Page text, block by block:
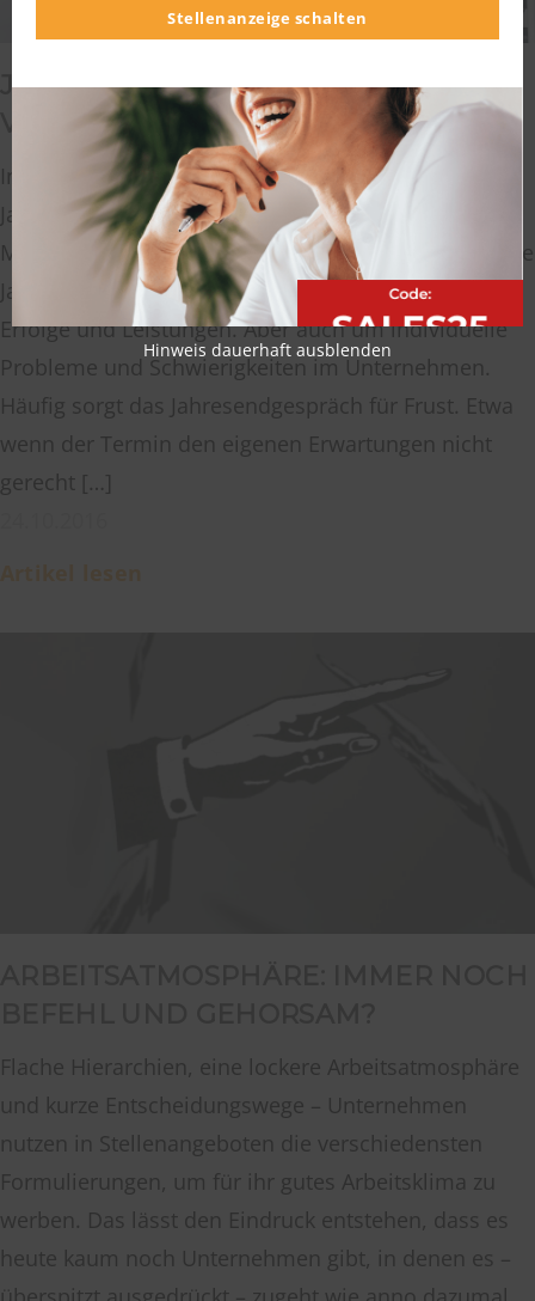
JAHRESENDGESPRÄCH:
VORBEREITUNG FÜR MITARBEITER
In vielen Unternehmen stehen die Termine für das
Jahresendgespräch bereits fest. Vorgesetzte und
Mitarbeiter kommen zusammen, um das vergangene
Jahr Revue passieren zu lassen. Dabei geht es um
Erfolge und Leistungen. Aber auch um individuelle
Probleme und Schwierigkeiten im Unternehmen.
Häufig sorgt das Jahresendgespräch für Frust. Etwa
wenn der Termin den eigenen Erwartungen nicht
gerecht […]
Flache Hierarchien, eine lockere Arbeitsatmosphäre
und kurze Entscheidungswege – Unternehmen
nutzen in Stellenangeboten die verschiedensten
Formulierungen, um für ihr gutes Arbeitsklima zu
werben. Das lässt den Eindruck entstehen, dass es
heute kaum noch Unternehmen gibt, in denen es –
Stellenanzeige schalten
Hinweis dauerhaft ausblenden